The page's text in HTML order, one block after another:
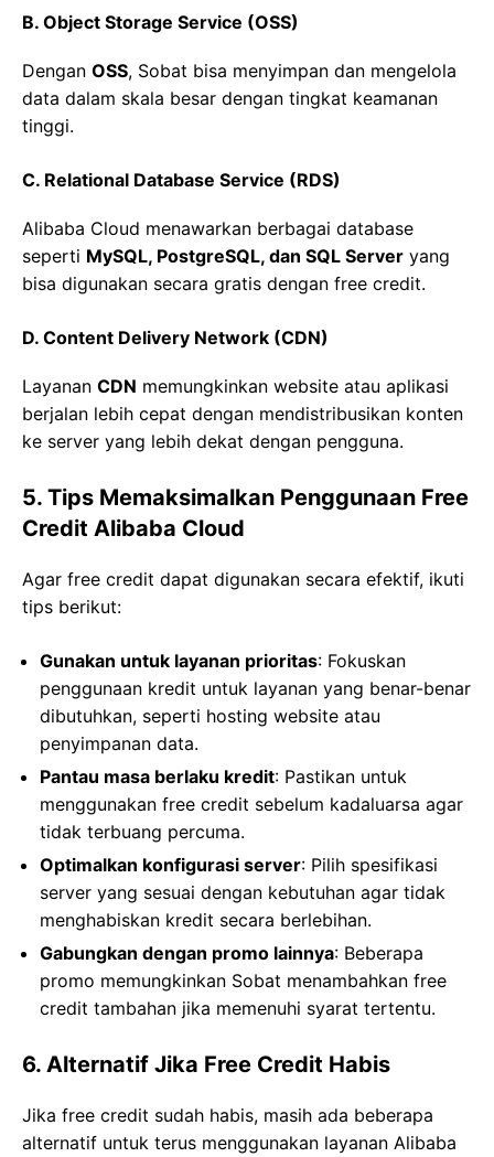
B. Object Storage Service (OSS)
Dengan OSS, Sobat bisa menyimpan dan mengelola
data dalam skala besar dengan tingkat keamanan
tinggi.
C. Relational Database Service (RDS)
Alibaba Cloud menawarkan berbagai database
seperti MySQL, PostgreSQL, dan SQL Server yang
bisa digunakan secara gratis dengan free credit.
D. Content Delivery Network (CDN)
Layanan CDN memungkinkan website atau aplikasi
berjalan lebih cepat dengan mendistribusikan konten
ke server yang lebih dekat dengan pengguna.
5. Tips Memaksimalkan Penggunaan Free
Credit Alibaba Cloud
Agar free credit dapat digunakan secara efektif, ikuti
tips berikut:
Gunakan untuk layanan prioritas: Fokuskan
penggunaan kredit untuk layanan yang benar-benar
dibutuhkan, seperti hosting website atau
penyimpanan data.
Pantau masa berlaku kredit: Pastikan untuk
menggunakan free credit sebelum kadaluarsa agar
tidak terbuang percuma.
Optimalkan konfigurasi server: Pilih spesifikasi
server yang sesuai dengan kebutuhan agar tidak
menghabiskan kredit secara berlebihan.
Gabungkan dengan promo lainnya: Beberapa
promo memungkinkan Sobat menambahkan free
credit tambahan jika memenuhi syarat tertentu.
6. Alternatif Jika Free Credit Habis
Jika free credit sudah habis, masih ada beberapa
alternatif untuk terus menggunakan layanan Alibaba